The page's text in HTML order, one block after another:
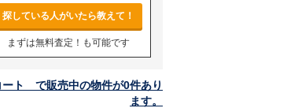
探している人がいたら教えて！
まずは無料査定！も可能です
ト で販売中の物件が0件あり
ます。